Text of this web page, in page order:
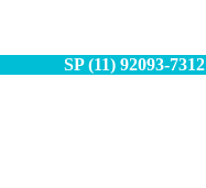
SP (11) 92093-7312